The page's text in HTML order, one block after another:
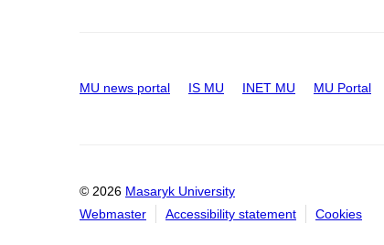
MU news portal IS MU INET MU MU Portal
© 2026 Masaryk University
Webmaster
Accessibility statement Cookies